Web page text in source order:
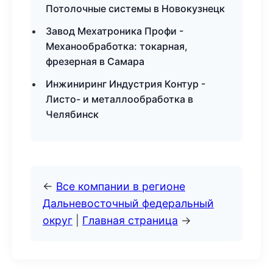
Потолочные системы в Новокузнецк
Завод Мехатроника Профи -
Механообработка: токарная,
фрезерная в Самара
Инжиниринг Индустрия Контур -
Листо- и металлообработка в
Челябинск
← Все компании в регионе
Дальневосточный федеральный
округ
Главная страница →